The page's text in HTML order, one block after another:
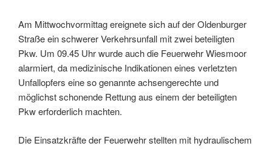
Am Mittwochvormittag ereignete sich auf der Oldenburger
Straße ein schwerer Verkehrsunfall mit zwei beteiligten
Pkw. Um 09.45 Uhr wurde auch die Feuerwehr Wiesmoor
alarmiert, da medizinische Indikationen eines verletzten
Unfallopfers eine so genannte achsengerechte und
möglichst schonende Rettung aus einem der beteiligten
Pkw erforderlich machten.
Die Einsatzkräfte der Feuerwehr stellten mit hydraulischem